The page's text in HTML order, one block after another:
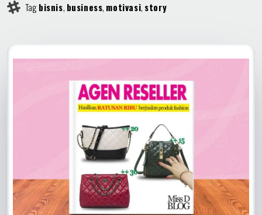
Tagbisnis, business, motivasi, story